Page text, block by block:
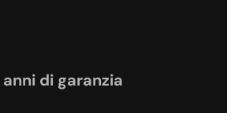
anni di garanzia